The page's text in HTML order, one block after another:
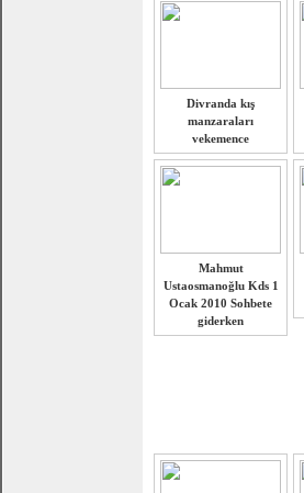
Divranda kış
manzaraları
vekemence
Mahmut
Ustaosmanoğlu Kds 1
Ocak 2010 Sohbete
giderken